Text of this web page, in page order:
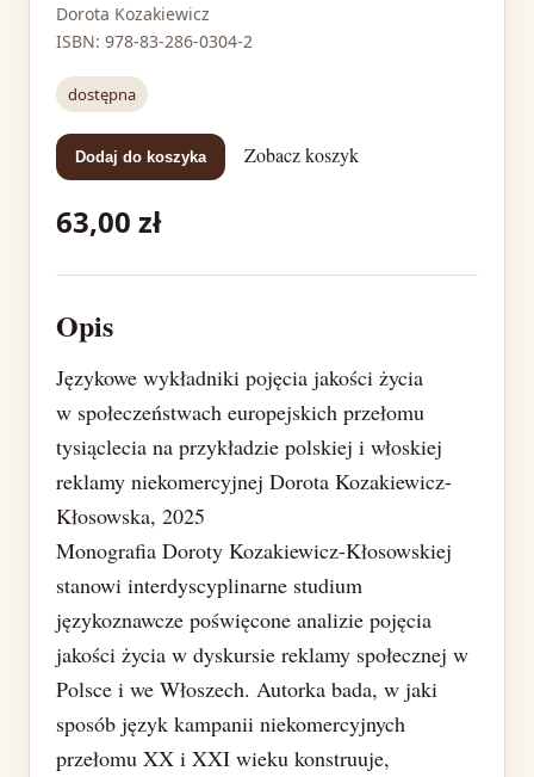
Dorota Kozakiewicz
ISBN: 978-83-286-0304-2
dostępna
Dodaj do koszyka Zobacz koszyk
63,00 zł
Opis
Językowe wykładniki pojęcia jakości życia
w społeczeństwach europejskich przełomu
tysiąclecia na przykładzie polskiej i włoskiej
reklamy niekomercyjnej Dorota Kozakiewicz-
Kłosowska, 2025
Monografia Doroty Kozakiewicz-Kłosowskiej
stanowi interdyscyplinarne studium
językoznawcze poświęcone analizie pojęcia
jakości życia w dyskursie reklamy społecznej w
Polsce i we Włoszech. Autorka bada, w jaki
sposób język kampanii niekomercyjnych
przełomu XX i XXI wieku konstruuje,